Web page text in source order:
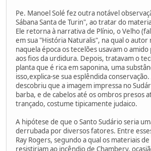
Pe. Manoel Solé fez outra notável
Sábana Santa de Turin", ao tratar do
Ele retorna à narrativa de Plínio, o Velho
em sua "História Naturalis", na qual o autor
naquela época os tecelões usavam o
aos fios da urdidura. Depois, tratavam o
planta que é rica em saponina, uma
isso,explica-se sua esplêndida
descobriu que a imagem impressa no
barba, e de cabelos até os ombros presos
trançado, costume tipicamente judaico.
A hipótese de que o Santo Sudário seria
derrubada por diversos fatores. Entre
Ray Rogers, segundo a qual os materiais
resistiriam ao incêndio de Chambery,